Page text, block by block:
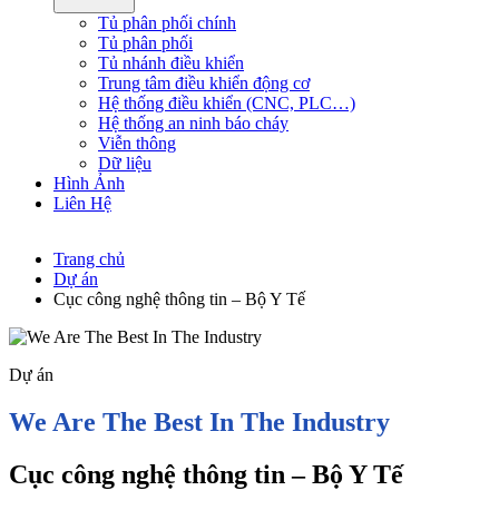
Tủ phân phối chính
Tủ phân phối
Tủ nhánh điều khiển
Trung tâm điều khiển động cơ
Hệ thống điều khiển (CNC, PLC…)
Hệ thống an ninh báo cháy
Viễn thông
Dữ liệu
Hình Ảnh
Liên Hệ
Trang chủ
Dự án
Cục công nghệ thông tin – Bộ Y Tế
Dự án
We Are The Best In The Industry
Cục công nghệ thông tin – Bộ Y Tế